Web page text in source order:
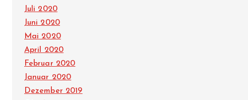
Juli 2020
Juni 2020
Mai 2020
April 2020
Februar 2020
Januar 2020
Dezember 2019